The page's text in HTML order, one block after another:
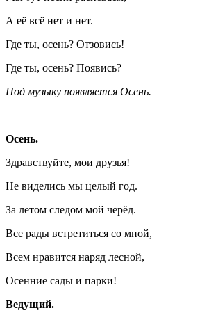
А её всё нет и нет.
Где ты, осень? Отзовись!
Где ты, осень? Появись?
Под музыку появляется Осень.
Осень.
Здравствуйте, мои друзья!
Не виделись мы целый год.
За летом следом мой черёд.
Все рады встретиться со мной,
Всем нравится наряд лесной,
Осенние сады и парки!
Ведущий.